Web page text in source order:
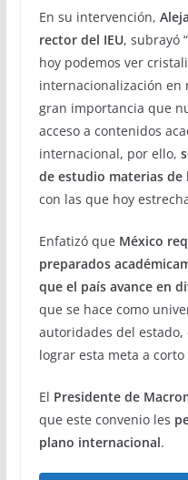
En su intervención,
rector del IEU, subrayó
hoy podemos ver
internacionalización en
gran importancia que
acceso a contenidos
internacional, por ello,
de estudio materias de
con las que hoy
Enfatizó que México
preparados
que el país avance en
que se hace como
autoridades del estado,
lograr esta meta a corto
El Presidente de
que este convenio les
plano internacional.